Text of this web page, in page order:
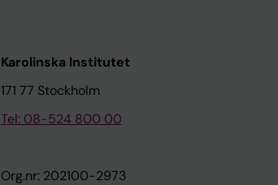
Karolinska Institutet
171 77 Stockholm
Tel: 08-524 800 00
Org.nr: 202100-2973